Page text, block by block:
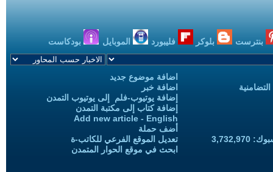
بنترست بلوكر فليبورد الموبايل بودكاست
اضافة موضوع جديد
اضافة خبر
إضافة يوتيوب-فلم إلى يوتيوب التمدن
إضافة كتاب إلى مكتبة التمدن
Add new article - English
أضف حملة
تعديل الموقع الفرعي للكاتب-ة
ابحث في موقع الحوار المتمدن